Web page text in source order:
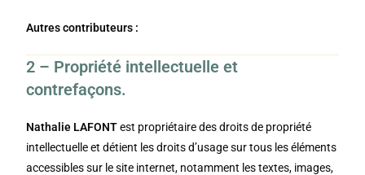
Autres contributeurs :
2 – Propriété intellectuelle et
contrefaçons.
Nathalie LAFONTest propriétaire des droits de propriété
intellectuelle et détient les droits d’usage sur tous les éléments
accessibles sur le site internet, notamment les textes, images,